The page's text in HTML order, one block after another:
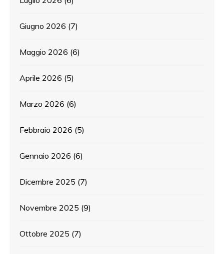
Giugno 2026 (7)
Maggio 2026 (6)
Aprile 2026 (5)
Marzo 2026 (6)
Febbraio 2026 (5)
Gennaio 2026 (6)
Dicembre 2025 (7)
Novembre 2025 (9)
Ottobre 2025 (7)